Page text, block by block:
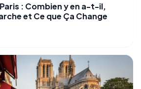
: Combien y en a-t-il,
et Ce que Ça Change